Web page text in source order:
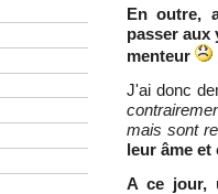
En outre,
passer aux
menteur
J'ai donc
mais sont
leur âme et
A ce jour,